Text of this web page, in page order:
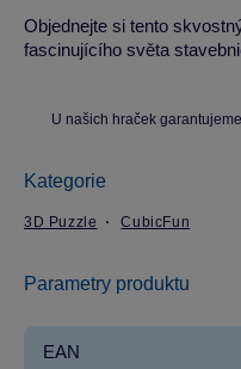
Objednejte si tento
fascinujícího světa
U našich hraček garantujeme
Kategorie
3D Puzzle CubicFun
Parametry produktu
EAN